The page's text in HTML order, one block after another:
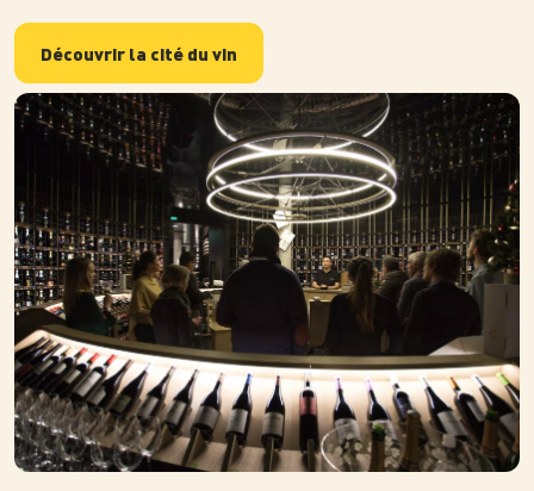
Découvrir la cité du vin
Photo